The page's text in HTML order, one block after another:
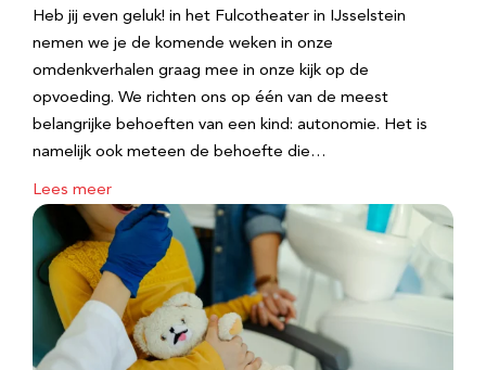
Heb jij even geluk! in het Fulcotheater in IJsselstein
nemen we je de komende weken in onze
omdenkverhalen graag mee in onze kijk op de
opvoeding. We richten ons op één van de meest
belangrijke behoeften van een kind: autonomie. Het is
namelijk ook meteen de behoefte die…
Lees meer